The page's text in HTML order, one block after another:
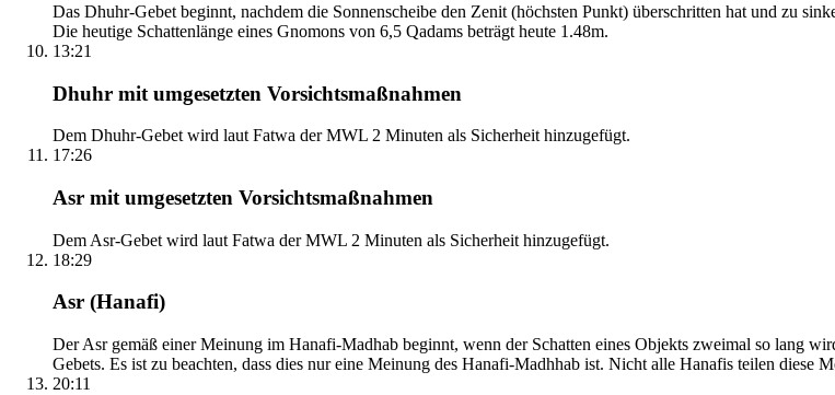
Das Dhuhr-Gebet beginnt, nachdem die Sonnenscheibe den Zenit (höchsten Punkt) überschritten hat und zu
Die heutige Schattenlänge eines Gnomons von 6,5 Qadams beträgt heute 1.48m.
13:21
Dhuhr mit umgesetzten Vorsichtsmaßnahmen
Dem Dhuhr-Gebet wird laut Fatwa der MWL 2 Minuten als Sicherheit hinzugefügt.
17:26
Asr mit umgesetzten Vorsichtsmaßnahmen
Dem Asr-Gebet wird laut Fatwa der MWL 2 Minuten als Sicherheit hinzugefügt.
18:29
Asr (Hanafi)
Der Asr gemäß einer Meinung im Hanafi-Madhab beginnt, wenn der Schatten eines Objekts zweimal so lang
Gebets. Es ist zu beachten, dass dies nur eine Meinung des Hanafi-Madhhab ist. Nicht alle Hanafis teilen diese
20:11